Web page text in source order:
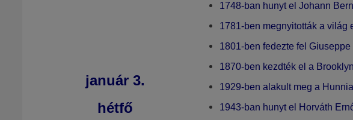
január 3.
hétfő
1748-ban hunyt el Johann
1781-ben megnyitották a világ
1801-ben fedezte fel Giuseppe
1870-ben kezdték el a
1929-ben alakult meg a
1943-ban hunyt el
Horváth